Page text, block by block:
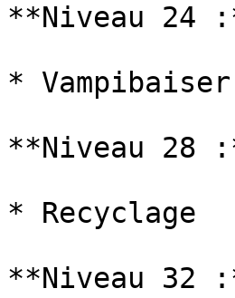
**Niveau 24
* Vampibaiser
**Niveau 28
* Recyclage
**Niveau 32